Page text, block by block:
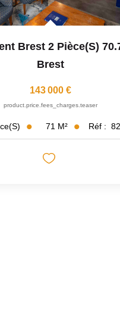
Brest 2 Pièce(s)
Brest
143 000 €
product.price.fees_charges.teaser
71 M² Réf :